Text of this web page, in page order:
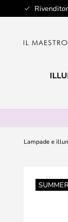
Salta
al
Lampade e